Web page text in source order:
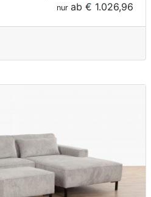
nur ab € 1.026,96